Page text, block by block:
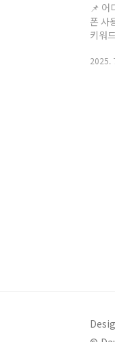
📌 어
폰 사
키워
지도,
2025.